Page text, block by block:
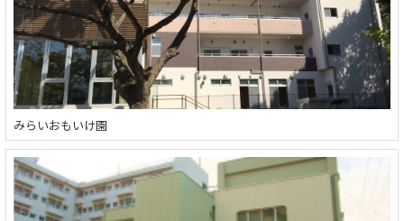
みらいおもいけ園